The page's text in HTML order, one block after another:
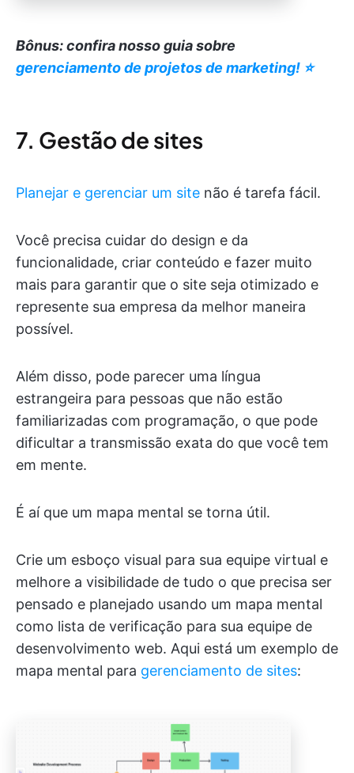
Bônus: confira nosso guia sobre
gerenciamento de projetos de marketing! ⭐️
7. Gestão de sites
Planejar e gerenciar um site não é tarefa fácil.
Você precisa cuidar do design e da
funcionalidade, criar conteúdo e fazer muito
mais para garantir que o site seja otimizado e
represente sua empresa da melhor maneira
possível.
Além disso, pode parecer uma língua
estrangeira para pessoas que não estão
familiarizadas com programação, o que pode
dificultar a transmissão exata do que você tem
em mente.
É aí que um mapa mental se torna útil.
Crie um esboço visual para sua equipe virtual e
melhore a visibilidade de tudo o que precisa ser
pensado e planejado usando um mapa mental
como lista de verificação para sua equipe de
desenvolvimento web. Aqui está um exemplo de
mapa mental para gerenciamento de sites: